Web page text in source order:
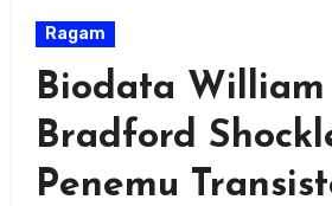
Ragam
Biodata William
Bradford
Penemu